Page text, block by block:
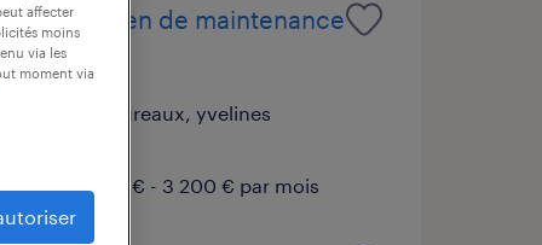
technicien de maintenance
(f/h)
les mureaux, yvelines
2 500 € - 3 200 € par mois
affecter
moins
via les
moment via